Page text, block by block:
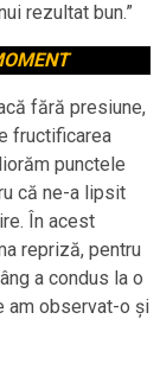
rezultat bun.”
fără presiune,
fructificarea
punctele
că ne-a lipsit
În acest
repriză, pentru
a condus la o
am observat-o și